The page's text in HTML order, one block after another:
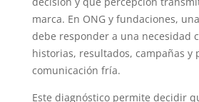
marca. En ONG y fundaciones,
debe responder a una necesidad
historias, resultados, campañas y
comunicación fría.
Este diagnóstico permite decidir